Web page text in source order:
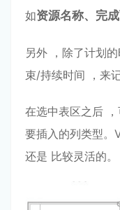
如资源名称、完
另外 ，除了计划
束/持续时间 ，来
在选中表区之后
要插⼊的列类型。
还是 ⽐较灵活的。